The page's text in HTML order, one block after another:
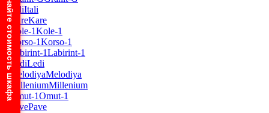
Itali
Kare
Kole-1
Korso-1
Labirint-1
Ledi
Melodiya
Millenium
Omut-1
Pave
Узнайте стоимость шкафа